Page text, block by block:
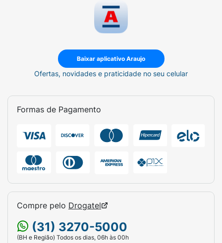
Baixar aplicativo Araujo
Ofertas, novidades e praticidade no seu celular
Formas de Pagamento
Compre pelo Drogatel
(31) 3270-5000
(BH e Região) Todos os dias, 06h às 00h